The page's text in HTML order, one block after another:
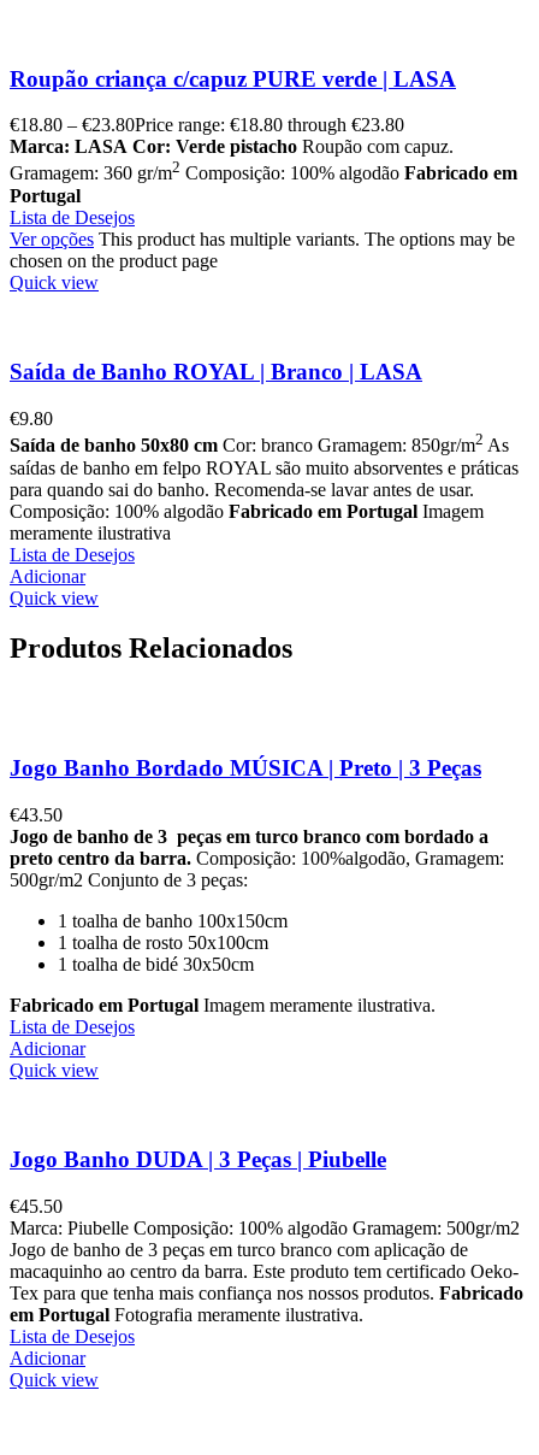
Roupão criança c/capuz PURE verde | LASA
€18.80 – €23.80Price range: €18.80 through €23.80
Marca: LASA Cor: Verde pistacho Roupão com capuz.
Gramagem: 360 gr/m2 Composição: 100% algodão Fabricado em
Portugal
Lista de Desejos
Ver opções This product has multiple variants. The options may be
chosen on the product page
Quick view
Saída de Banho ROYAL | Branco | LASA
€9.80
Saída de banho 50x80 cm Cor: branco Gramagem: 850gr/m2 As
saídas de banho em felpo ROYAL são muito absorventes e práticas
para quando sai do banho. Recomenda-se lavar antes de usar.
Composição: 100% algodão Fabricado em Portugal Imagem
meramente ilustrativa
Lista de Desejos
Adicionar
Quick view
Produtos Relacionados
Jogo Banho Bordado MÚSICA | Preto | 3 Peças
€43.50
Jogo de banho de 3 peças em turco branco com bordado a
preto centro da barra. Composição: 100%algodão, Gramagem:
500gr/m2 Conjunto de 3 peças:
1 toalha de banho 100x150cm
1 toalha de rosto 50x100cm
1 toalha de bidé 30x50cm
Fabricado em Portugal Imagem meramente ilustrativa.
Lista de Desejos
Adicionar
Quick view
Jogo Banho DUDA | 3 Peças | Piubelle
€45.50
Marca: Piubelle Composição: 100% algodão Gramagem: 500gr/m2
Jogo de banho de 3 peças em turco branco com aplicação de
macaquinho ao centro da barra. Este produto tem certificado Oeko-
Tex para que tenha mais confiança nos nossos produtos. Fabricado
em Portugal Fotografia meramente ilustrativa.
Lista de Desejos
Adicionar
Quick view